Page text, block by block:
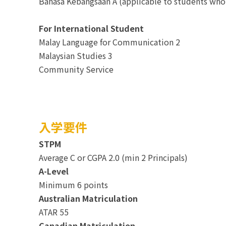
For International Student
Malay Language for Communication 2
Malaysian Studies 3
Community Service
入学要件
STPM
Average C or CGPA 2.0 (min 2 Principals)
A-Level
Minimum 6 points
Australian Matriculation
ATAR 55